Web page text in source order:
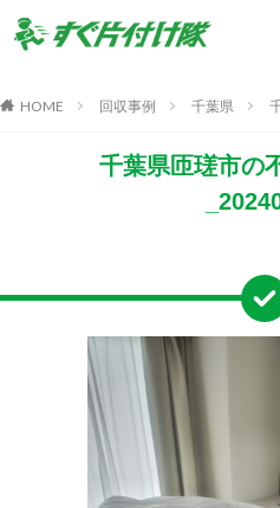
HOME 回収事例 千葉県
千葉県匝瑳市の